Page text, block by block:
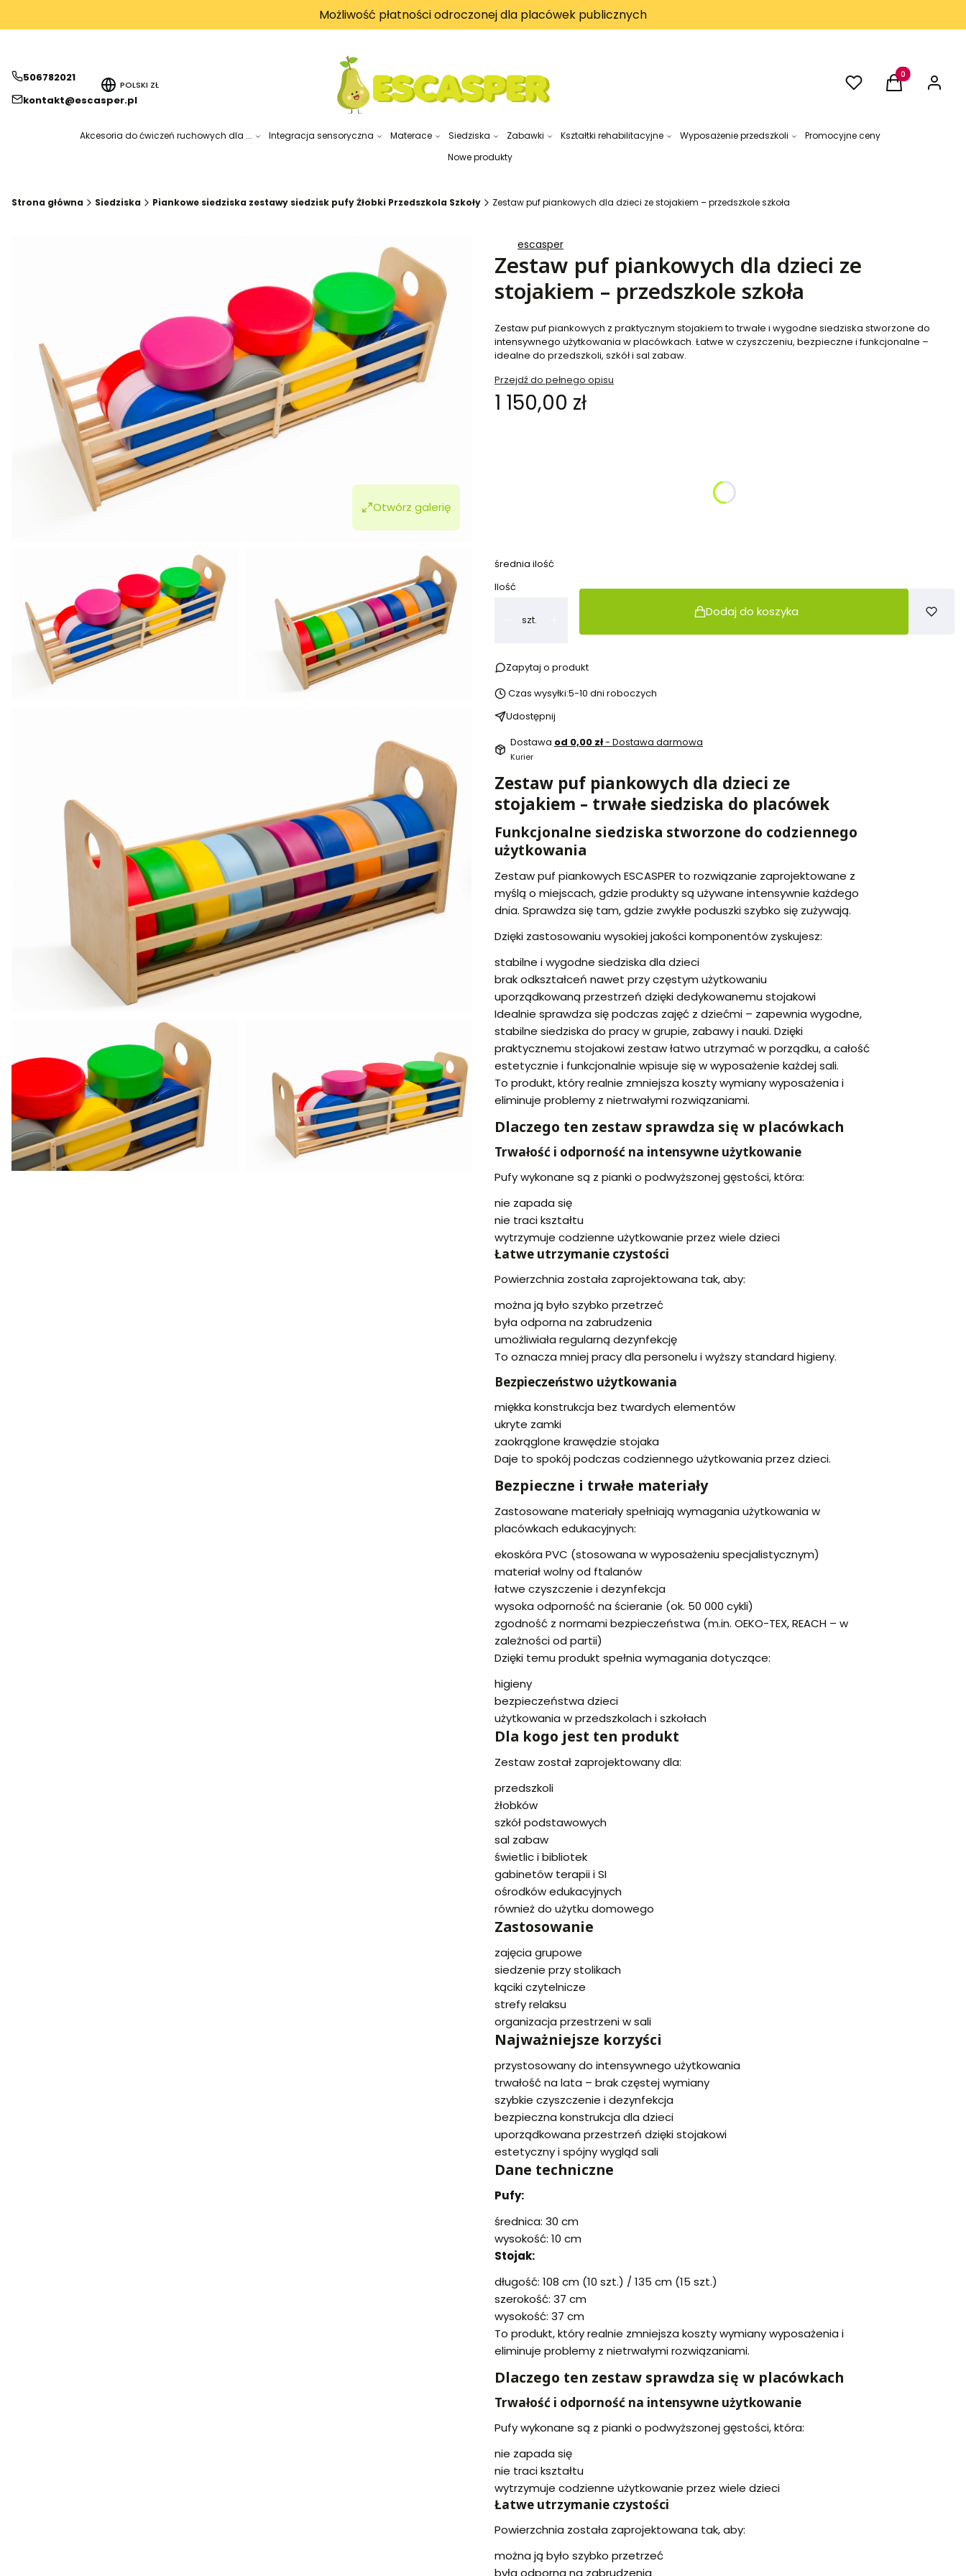
Możliwość płatności odroczonej dla placówek publicznych
506782021
kontakt@escasper.pl
POLSKI ZŁ UlubioneProdukty w
Koszyk Zaloguj
Akcesoria do ćwiczeń ruchowych dla ... Integracja sensoryczna Materace Siedziska Zabawki Kształtki rehabilitacyjne Wyposażenie przedszkoli
Promocyjne ceny
Nowe produkty
Strona główna Siedziska Piankowe siedziska zestawy siedzisk pufy Żłobki Przedszkola Szkoły Zestaw puf piankowych dla dzieci ze stojakiem – przedszkole szkoła
Otwórz galerię
escasper
Zestaw puf piankowych dla dzieci ze
stojakiem – przedszkole szkoła
Zestaw puf piankowych z praktycznym stojakiem to trwałe i wygodne siedziska stworzone do
intensywnego użytkowania w placówkach. Łatwe w czyszczeniu, bezpieczne i funkcjonalne –
idealne do przedszkoli, szkół i sal zabaw.
Przejdź do pełnego opisu
Cena
1 150,00 zł
średnia ilość
Ilość
szt.
Dodaj do koszyka
Zapytaj o produkt
Czas wysyłki:5-10 dni roboczych
Udostępnij
Dostawa od 0,00 zł- Dostawa darmowa
Kurier
Zestaw puf piankowych dla dzieci ze
stojakiem – trwałe siedziska do placówek
Funkcjonalne siedziska stworzone do codziennego
użytkowania
Zestaw puf piankowych ESCASPER to rozwiązanie zaprojektowane z
myślą o miejscach, gdzie produkty są używane intensywnie każdego
dnia. Sprawdza się tam, gdzie zwykłe poduszki szybko się zużywają.
Dzięki zastosowaniu wysokiej jakości komponentów zyskujesz:
stabilne i wygodne siedziska dla dzieci
brak odkształceń nawet przy częstym użytkowaniu
uporządkowaną przestrzeń dzięki dedykowanemu stojakowi
Idealnie sprawdza się podczas zajęć z dziećmi – zapewnia wygodne,
stabilne siedziska do pracy w grupie, zabawy i nauki. Dzięki
praktycznemu stojakowi zestaw łatwo utrzymać w porządku, a całość
estetycznie i funkcjonalnie wpisuje się w wyposażenie każdej sali.
To produkt, który realnie zmniejsza koszty wymiany wyposażenia i
eliminuje problemy z nietrwałymi rozwiązaniami.
Dlaczego ten zestaw sprawdza się w placówkach
Trwałość i odporność na intensywne użytkowanie
Pufy wykonane są z pianki o podwyższonej gęstości, która:
nie zapada się
nie traci kształtu
wytrzymuje codzienne użytkowanie przez wiele dzieci
Łatwe utrzymanie czystości
Powierzchnia została zaprojektowana tak, aby:
można ją było szybko przetrzeć
była odporna na zabrudzenia
umożliwiała regularną dezynfekcję
To oznacza mniej pracy dla personelu i wyższy standard higieny.
Bezpieczeństwo użytkowania
miękka konstrukcja bez twardych elementów
ukryte zamki
zaokrąglone krawędzie stojaka
Daje to spokój podczas codziennego użytkowania przez dzieci.
Bezpieczne i trwałe materiały
Zastosowane materiały spełniają wymagania użytkowania w
placówkach edukacyjnych:
ekoskóra PVC (stosowana w wyposażeniu specjalistycznym)
materiał wolny od ftalanów
łatwe czyszczenie i dezynfekcja
wysoka odporność na ścieranie (ok. 50 000 cykli)
zgodność z normami bezpieczeństwa (m.in. OEKO-TEX, REACH – w
zależności od partii)
Dzięki temu produkt spełnia wymagania dotyczące:
higieny
bezpieczeństwa dzieci
użytkowania w przedszkolach i szkołach
Dla kogo jest ten produkt
Zestaw został zaprojektowany dla:
przedszkoli
żłobków
szkół podstawowych
sal zabaw
świetlic i bibliotek
gabinetów terapii i SI
ośrodków edukacyjnych
również do użytku domowego
Zastosowanie
zajęcia grupowe
siedzenie przy stolikach
kąciki czytelnicze
strefy relaksu
organizacja przestrzeni w sali
Najważniejsze korzyści
przystosowany do intensywnego użytkowania
trwałość na lata – brak częstej wymiany
szybkie czyszczenie i dezynfekcja
bezpieczna konstrukcja dla dzieci
uporządkowana przestrzeń dzięki stojakowi
estetyczny i spójny wygląd sali
Dane techniczne
Pufy:
średnica: 30 cm
wysokość: 10 cm
Stojak:
długość: 108 cm (10 szt.) / 135 cm (15 szt.)
szerokość: 37 cm
wysokość: 37 cm
To produkt, który realnie zmniejsza koszty wymiany wyposażenia i
eliminuje problemy z nietrwałymi rozwiązaniami.
Dlaczego ten zestaw sprawdza się w placówkach
Trwałość i odporność na intensywne użytkowanie
Pufy wykonane są z pianki o podwyższonej gęstości, która:
nie zapada się
nie traci kształtu
wytrzymuje codzienne użytkowanie przez wiele dzieci
Łatwe utrzymanie czystości
Powierzchnia została zaprojektowana tak, aby:
można ją było szybko przetrzeć
była odporna na zabrudzenia